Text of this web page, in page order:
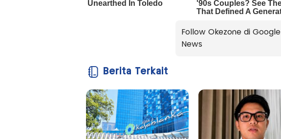
Follow Okezone di Google
News
Berita Terkait